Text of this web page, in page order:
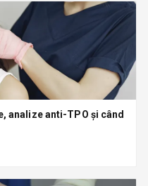
analize anti-TPO și când